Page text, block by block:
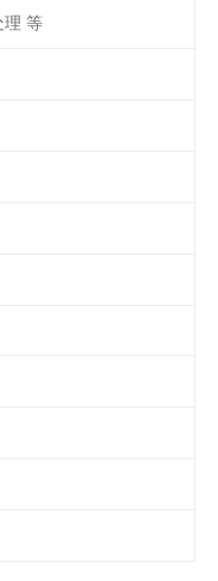
理 等